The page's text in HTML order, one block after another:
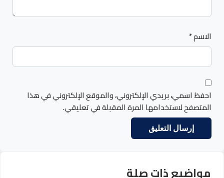
الاسم*
احفظ اسمي، بريدي الإلكتروني، والموقع الإلكتروني في هذا
المتصفح لاستخدامها المرة المقبلة في تعليقي.
مواضيع ذات صلة